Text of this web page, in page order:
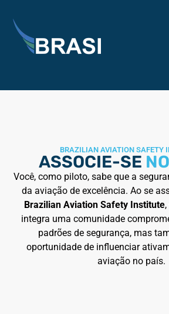
BRAZILIAN AVIATION SAFETY
ASSOCIE-SE
Você, como piloto, sabe que a
da aviação de excelência. Ao se
Brazilian Aviation Safety Institute,
integra uma comunidade
padrões de segurança, mas
oportunidade de influenciar
aviação no país.